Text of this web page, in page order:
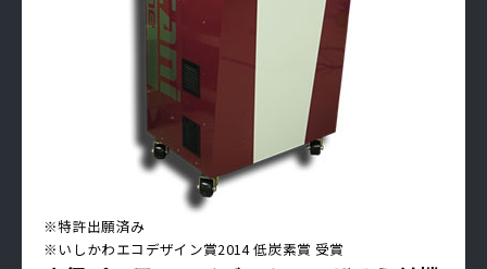
※特許出願済み
※いしかわエコデザイン賞2014 低炭素賞 受賞